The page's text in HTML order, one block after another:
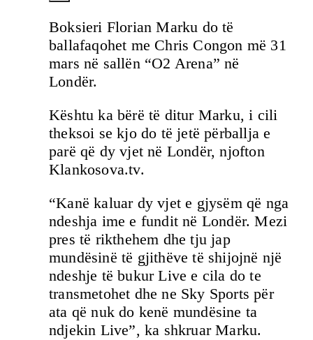
Boksieri Florian Marku do të
ballafaqohet me Chris Congon më 31
mars në sallën “O2 Arena” në
Londër.
Kështu ka bërë të ditur Marku, i cili
theksoi se kjo do të jetë përballja e
parë që dy vjet në Londër, njofton
Klankosova.tv.
“Kanë kaluar dy vjet e gjysëm që nga
ndeshja ime e fundit në Londër. Mezi
pres të rikthehem dhe tju jap
mundësinë të gjithëve të shijojnë një
ndeshje të bukur Live e cila do te
transmetohet dhe ne Sky Sports për
ata që nuk do kenë mundësine ta
ndjekin Live”, ka shkruar Marku.